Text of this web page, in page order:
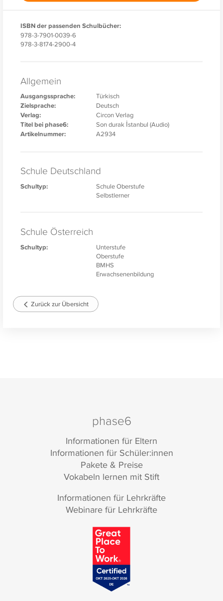
ISBN der passenden Schulbücher:
978-3-7901-0039-6
978-3-8174-2900-4
Allgemein
Ausgangssprache: Türkisch
Zielsprache: Deutsch
Verlag: Circon Verlag
Titel bei phase6: Son durak İstanbul (Audio)
Artikelnummer: A2934
Schule Deutschland
Schultyp:
Schule Oberstufe
Selbstlerner
Schule Österreich
Schultyp:
Unterstufe
Oberstufe
BMHS
Erwachsenenbildung
Zurück zur Übersicht
phase6
Informationen für Eltern
Informationen für Schüler:innen
Pakete & Preise
Vokabeln lernen mit Stift
Informationen für Lehrkräfte
Webinare für Lehrkräfte